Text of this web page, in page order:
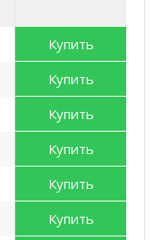
Купить
Купить
Купить
Купить
Купить
Купить